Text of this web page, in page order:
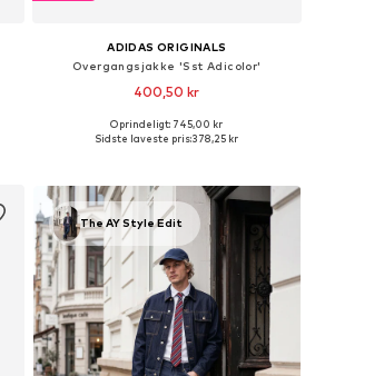
ADIDAS ORIGINALS
Overgangsjakke 'Sst Adicolor'
400,50 kr
Tilgængelige størrelser: XXL
Oprindeligt: 745,00 kr
Sidste laveste pris:378,25 kr
The AY Style Edit